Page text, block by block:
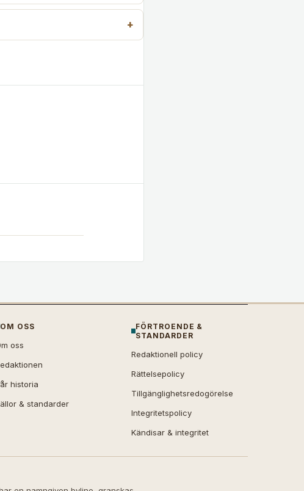
OM OSS
oss
historia
& standarder
FÖRTROENDE &
STANDARDER
Redaktionell policy
Rättelsepolicy
Tillgänglighetsredogörelse
Integritetspolicy
Kändisar & integritet